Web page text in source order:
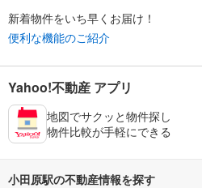
新着物件をいち早くお届け！
便利な機能のご紹介
Yahoo!不動産 アプリ
地図でサクッと物件探し
物件比較が手軽にできる
小田原駅の不動産情報を探す